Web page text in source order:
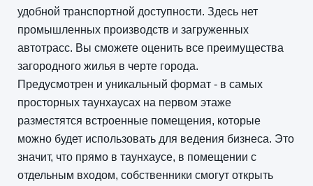
удобной транспортной доступности. Здесь нет
промышленных производств и загруженных
автотрасс. Вы сможете оценить все преимущества
загородного жилья в черте города.
Предусмотрен и уникальный формат - в самых
просторных таунхаусах на первом этаже
разместятся встроенные помещения, которые
можно будет использовать для ведения бизнеса. Это
значит, что прямо в таунхаусе, в помещении с
отдельным входом, собственники смогут открыть